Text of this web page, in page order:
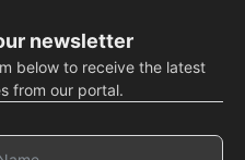
newsletter
below to receive the latest
from our portal.